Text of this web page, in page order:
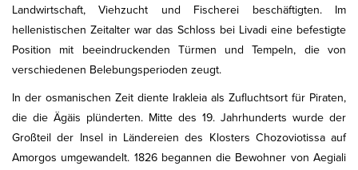
Landwirtschaft, Viehzucht und Fischerei beschäftigten. Im
hellenistischen Zeitalter war das Schloss bei Livadi eine befestigte
Position mit beeindruckenden Türmen und Tempeln, die von
verschiedenen Belebungsperioden zeugt.
In der osmanischen Zeit diente Irakleia als Zufluchtsort für Piraten,
die die Ägäis plünderten. Mitte des 19. Jahrhunderts wurde der
Großteil der Insel in Ländereien des Klosters Chozoviotissa auf
Amorgos umgewandelt. 1826 begannen die Bewohner von Aegiali